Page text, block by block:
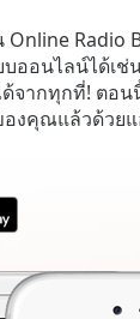
Online Radio
บออนไลน์ได้เช่
จากทุกที่! ตอ
งคุณแล้วด้วย